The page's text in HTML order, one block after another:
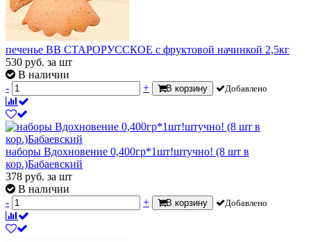
печенье ВВ СТАРОРУССКОЕ с фруктовой начинкой 2,5кг
530 руб. за шт
В наличии
-
+ В корзину Добавлено
наборы Вдохновение 0,400гр*1шт!штучно! (8 шт в
кор.)Бабаевский
378 руб. за шт
В наличии
-
+ В корзину Добавлено